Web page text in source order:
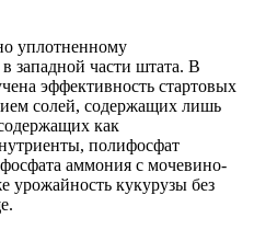
уплотненному
западной части штата. В
эффективность стартовых
солей, содержащих лишь
как
полифосфат
аммония с мочевино-
урожайность кукурузы без